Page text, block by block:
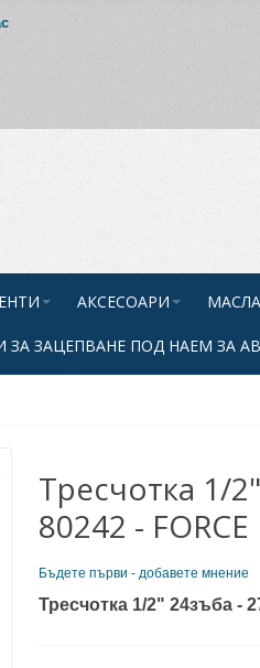
АКСЕСОАРИ МАСЛА
ЗА ЗАЦЕПВАНЕ ПОД НАЕМ ЗА
Тресчотка 1/
80242 - FORCE
Бъдете първи - добавете мнение
Тресчотка 1/2" 24зъба -